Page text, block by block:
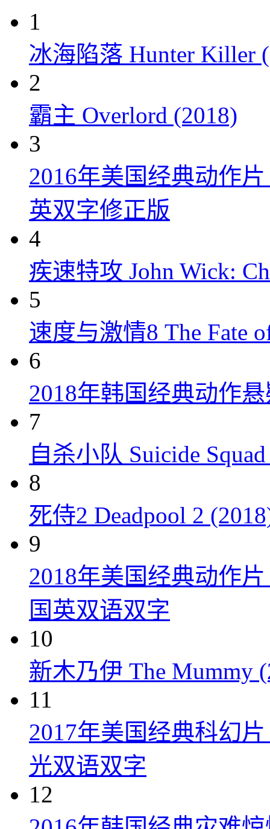
1
冰海陷落 Hunter Killer
2
霸主 Overlord (2018)
3
2016年美国经典动作
英双字修正版
4
疾速特攻 John Wick:
5
速度与激情8 The Fate
6
2018年韩国经典动作
7
自杀小队 Suicide
8
死侍2 Deadpool 2
9
2018年美国经典动作
国英双语双字
10
新木乃伊 The Mummy
11
2017年美国经典科幻
光双语双字
12